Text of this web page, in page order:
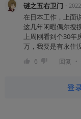
谜之五右卫门 ・
在日本工作，上面
这几年闲暇偶尔搜
上周刚看到个30
万，我要是有永住
6 回复 ・
登